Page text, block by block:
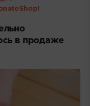
в продаже